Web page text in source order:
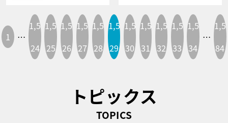
1 …
1,5
24
1,5
25
1,5
26
1,5
27
1,5
28
1,5
29
1,5
30
1,5
31
1,5
32
1,5
33
1,5
34
…
1,5
84
トピックス
TOPICS